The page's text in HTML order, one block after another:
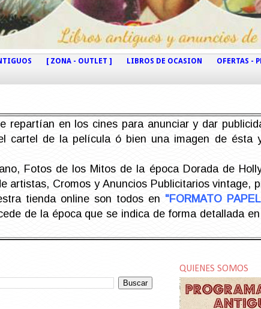
[ ZONA - OUTLET ] LIBROS DE OCASION
OFERTAS -
repartían en los cines para anunciar y dar
cartel de la película ó bien una imagen de ésta
Fotos de los Mitos de la época Dorada de
artistas, Cromos y Anuncios Publicitarios vintage,
tienda online son todos en "FORMATO
de la época que se indica de forma detallada
QUIENES SOMOS